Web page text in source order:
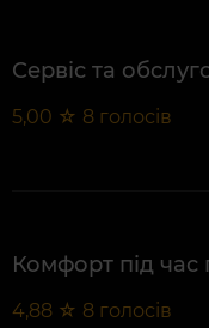
Сервіс та
5,00 ☆ 8 голосів
Комфорт під час
4,88 ☆ 8 голосів